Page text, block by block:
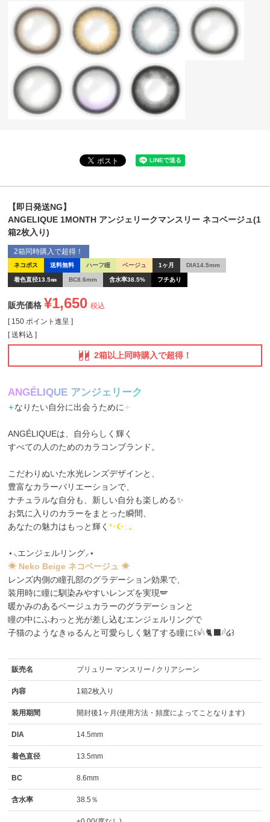
【即日発送NG】
ANGELIQUE 1MONTH アンジェリークマンスリー ネコベージュ(1
箱2枚入り)
ネコポス 送料無料 ハーフ瞳 ベージュ 1ヶ月 DIA14.5mm
着色直径13.5㎜ BC8.6mm 含水率38.5% フチあり
2箱同時購入で超得！
販売価格 ¥1,650 税込
[ 150 ポイント進呈 ]
送料込
2箱以上同時購入で超得！
ANGÉLIQUE アンジェ リ ーク
𖥔なりたい自分に出会うために𖥔
ANGÉLIQUEは、自分らしく輝く
すべての人のためのカラコンブランド。
こだわりぬいた水光レンズデザインと、
豊富なカラーバリエーションで、
ナチュラルな自分も、新しい自分も楽しめる✨
お気に入りのカラーをまとった瞬間、
あなたの魅力はもっと輝く *･☪:.｡
⋆⸜エンジェルリング⸝⋆
☀ Neko Beige ネコベージュ ☀
レンズ内側の瞳孔部のグラデーション効果で、
装用時に瞳に馴染みやすいレンズを実現🪽
暖かみのあるベージュカラーのグラデーションと
瞳の中にふわっと光が差し込むエンジェルリングで
子猫のようなきゅるんと可愛らしく魅了する瞳に꒰ঌ𓆩🐈‍⬛𓆪໒꒱
販売名 プリュリー マンスリー / クリアシーン
内容 1箱2枚入り
装用期間 開封後1ヶ月(使用方法・頻度によってことなります)
DIA 14.5mm
着色直径 13.5mm
BC 8.6mm
含水率 38.5％